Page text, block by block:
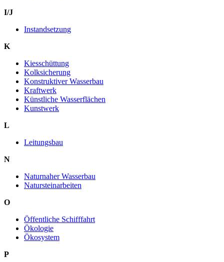
I/J
Instandsetzung
K
Kiesschüttung
Kolksicherung
Konstruktiver Wasserbau
Kraftwerk
Künstliche Wasserflächen
Kunstwerk
L
Leitungsbau
N
Naturnaher Wasserbau
Natursteinarbeiten
O
Öffentliche Schifffahrt
Ökologie
Ökosystem
P